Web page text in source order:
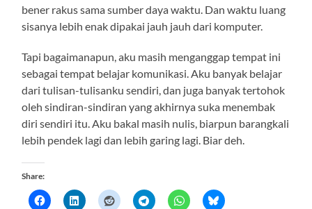
bener rakus sama sumber daya waktu. Dan waktu luang
sisanya lebih enak dipakai jauh jauh dari komputer.
Tapi bagaimanapun, aku masih menganggap tempat ini
sebagai tempat belajar komunikasi. Aku banyak belajar
dari tulisan-tulisanku sendiri, dan juga banyak tertohok
oleh sindiran-sindiran yang akhirnya suka menembak
diri sendiri itu. Aku bakal masih nulis, biarpun barangkali
lebih pendek lagi dan lebih garing lagi. Biar deh.
Share: